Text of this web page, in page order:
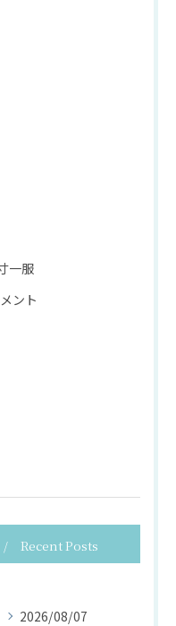
一服
ント
Recent Posts
2026/08/07